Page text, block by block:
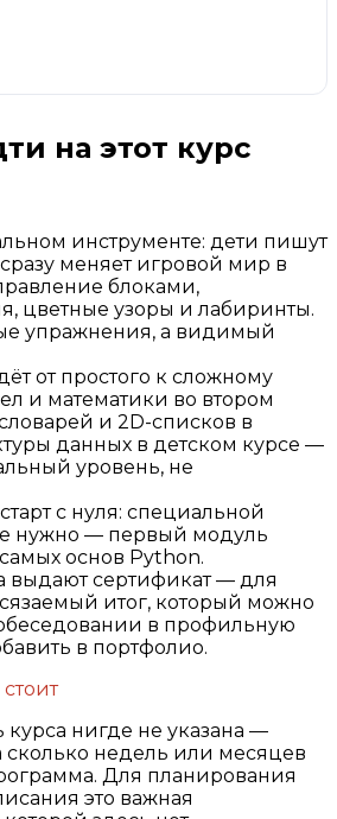
на этот курс
инструменте: дети пишут
меняет игровой мир в
блоками,
цветные узоры и лабиринты.
упражнения, а видимый
от простого к сложному
и математики во втором
и 2D-списков в
данных в детском курсе —
уровень, не
с нуля: специальной
нужно — первый модуль
основ Python.
выдают сертификат — для
итог, который можно
в профильную
в портфолио.
курса нигде не указана —
сколько недель или месяцев
Для планирования
это важная